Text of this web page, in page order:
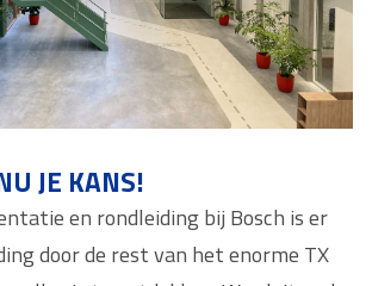
JE KANS!
en rondleiding bij Bosch is er
door de rest van het enorme TX